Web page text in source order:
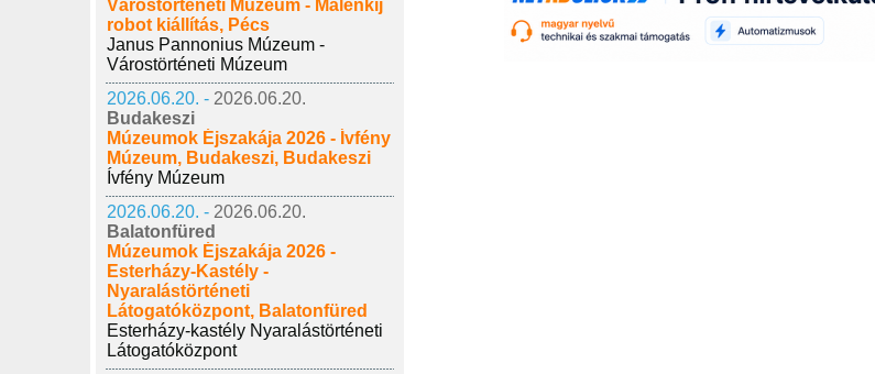
Várostörténeti Múzeum - Málenkij
robot kiállítás, Pécs
Janus Pannonius Múzeum -
Várostörténeti Múzeum
2026.06.20. - 2026.06.20.
Budakeszi
Múzeumok Éjszakája 2026 - Ívfény
Múzeum, Budakeszi, Budakeszi
Ívfény Múzeum
2026.06.20. - 2026.06.20.
Balatonfüred
Múzeumok Éjszakája 2026 -
Esterházy-Kastély -
Nyaralástörténeti
Látogatóközpont, Balatonfüred
Esterházy-kastély Nyaralástörténeti
Látogatóközpont